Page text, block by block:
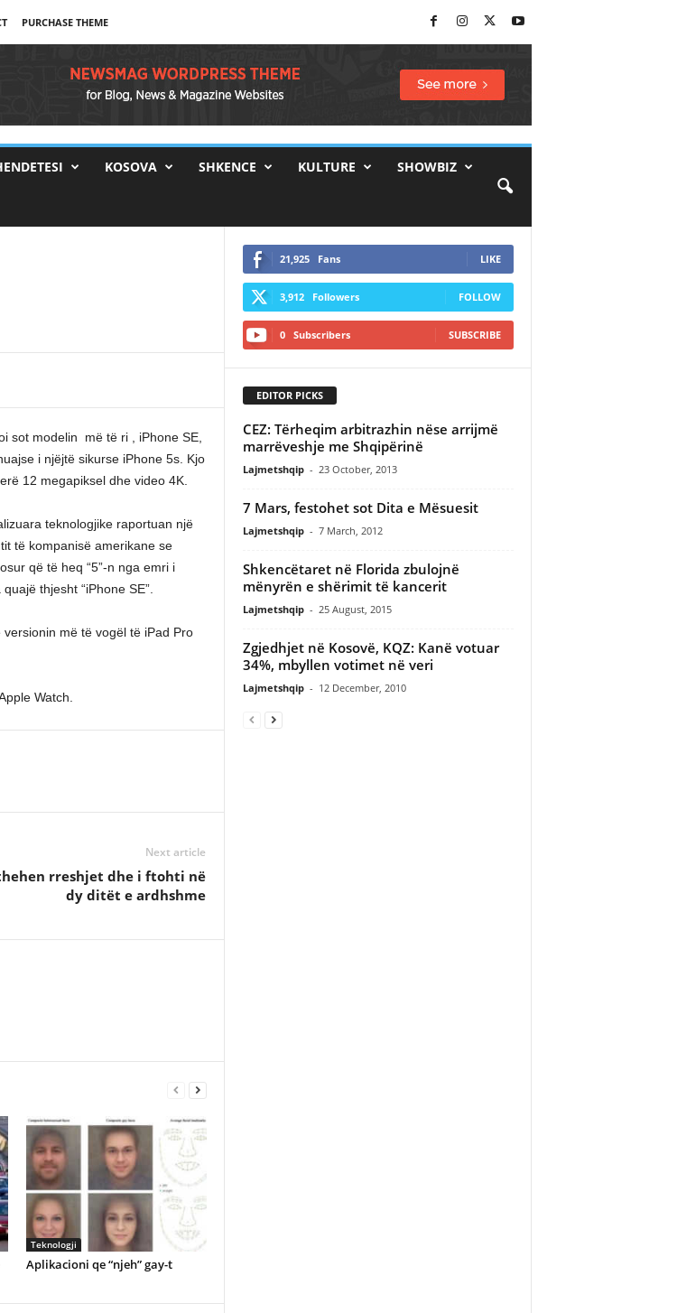
PURCHASE THEME
KOSOVA SHKENCE KULTURE SHOWBIZ
sot modelin më të ri , iPhone SE,
i njëjtë sikurse iPhone 5s. Kjo
12 megapiksel dhe video 4K.
teknologjike raportuan një
të kompanisë amerikane se
që të heq “5”-n nga emri i
thjesht “iPhone SE”.
më të vogël të iPad Pro
Watch.
Next article
rreshjet dhe i ftohti në
dy ditët e ardhshme
Teknologji
Aplikacioni qe “njeh” gay-t
21,925 Fans LIKE
3,912 Followers FOLLOW
0 Subscribers SUBSCRIBE
EDITOR PICKS
CEZ: Tërheqim arbitrazhin nëse arrijmë
marrëveshje me Shqipërinë
Lajmetshqip - 23 October, 2013
7 Mars, festohet sot Dita e Mësuesit
Lajmetshqip - 7 March, 2012
Shkencëtaret në Florida zbulojnë
mënyrën e shërimit të kancerit
Lajmetshqip - 25 August, 2015
Zgjedhjet në Kosovë, KQZ: Kanë votuar
34%, mbyllen votimet në veri
Lajmetshqip - 12 December, 2010